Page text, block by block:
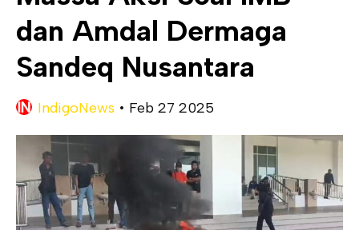
Soroti Kejanggalan Kasus Tambang Emas Ilegal
dan Amdal Dermaga
Sandeq Nusantara
IndigoNews • Feb 27 2025